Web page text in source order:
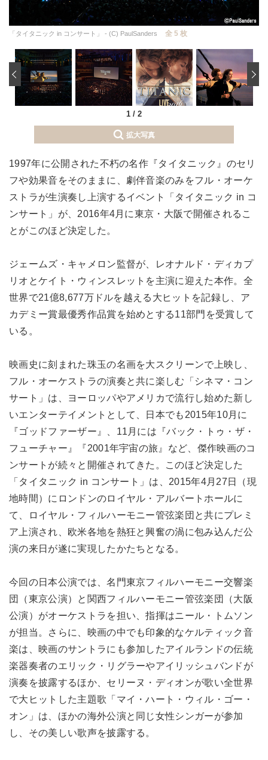
「タイタニック in コンサート」 - (C) PaulSanders 全 5 枚
1 / 2
‹
拡大写真
1997年に公開された不朽の名作『タイタニック』のセリ
フや効果音をそのままに、劇伴音楽のみをフル・オーケ
ストラが生演奏し上演するイベント「タイタニック in コ
ンサート」が、2016年4月に東京・大阪で開催されるこ
とがこのほど決定した。
ジェームズ・キャメロン監督が、レオナルド・ディカプ
リオとケイト・ウィンスレットを主演に迎えた本作。全
世界で21億8,677万ドルを越える大ヒットを記録し、ア
カデミー賞最優秀作品賞を始めとする11部門を受賞して
いる。
映画史に刻まれた珠玉の名画を大スクリーンで上映し、
フル・オーケストラの演奏と共に楽しむ「シネマ・コン
サート」は、ヨーロッパやアメリカで流行し始めた新し
いエンターテイメントとして、日本でも2015年10月に
『ゴッドファーザー』、11月には『バック・トゥ・ザ・
フューチャー』『2001年宇宙の旅』など、傑作映画のコ
ンサートが続々と開催されてきた。このほど決定した
「タイタニック in コンサート」は、2015年4月27日（現
地時間）にロンドンのロイヤル・アルバートホールに
て、ロイヤル・フィルハーモニー管弦楽団と共にプレミ
ア上演され、欧米各地を熱狂と興奮の渦に包み込んだ公
演の来日が遂に実現したかたちとなる。
今回の日本公演では、名門東京フィルハーモニー交響楽
団（東京公演）と関西フィルハーモニー管弦楽団（大阪
公演）がオーケストラを担い、指揮はニール・トムソン
が担当。さらに、映画の中でも印象的なケルティック音
楽は、映画のサントラにも参加したアイルランドの伝統
楽器奏者のエリック・リグラーやアイリッシュバンドが
演奏を披露するほか、セリーヌ・ディオンが歌い全世界
で大ヒットした主題歌「マイ・ハート・ウィル・ゴー・
オン」は、ほかの海外公演と同じ女性シンガーが参加
し、その美しい歌声を披露する。